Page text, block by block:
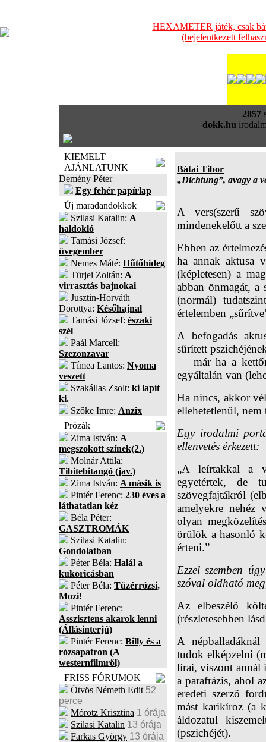
HEXAMETER játék, csak
(bejelentkezett
2857
dokk.hu
KIEMELT
AJÁNLATUNK
Demény Péter
Egy fehér papírlap
Új maradandokkok
Szilasi Katalin: A
haldokló
Tamási József:
üvegember
Nemes Máté: Hűtőhideg
Türjei Zoltán: A
virrasztás bajnokai
Jusztin-Horváth
Dorottya: Későhajnal
Tamási József: északi
szél
Paál Marcell:
Szezonzavar
Tímea Lantos: Nyoma
veszett
Szakállas Zsolt: ki lapít
ki.
Szőke Imre: Anzix
Prózák
Zima István: A
megszokott színek(2.)
Molnár Attila:
Tibitebitangó (jav.)
Zima István: A másik is
Pintér Ferenc: 230 éves a
láthatatlan kéz
Béla Péter:
GASZTROMÁK
Szilasi Katalin:
Gondolatban
Péter Béla: Halál a
kukoricásban
Péter Béla: Tüzérrózsi,
Mozi!
Pintér Ferenc:
Asszisztens akarok lenni
(Állásinterjú)
Pintér Ferenc: Billy és a
rózsapatron (A
westernfilmről)
FRISS FÓRUMOK
Ötvös Németh Edit 52
perce
Mórotz Krisztina 1 órája
Szilasi Katalin 13 órája
Farkas György 13 órája
Bátai Tibor
„Dichtung”, avagy a
A vers(szerű
mindenekelőtt a
Ebben az
ha annak aktusa
(képletesen) a
abban önmagát, a
(normál)
értelemben
A befogadás
sűrített
— már ha a
egyáltalán van
Ha nincs, akkor
ellehetetlenül, nem
Egy irodalmi
ellenvetés érkezett:
„A leírtakkal a
egyetértek, de
szövegfajtákról
amelyekre nehéz
olyan
örülök a hasonló
érteni.”
Ezzel szemben
szóval oldható
Az elbeszélő
(részletesebben
A népballadáknál
tudok elképzelni
lírai, viszont annál
a parafrázis, ahol
eredeti szerző
mást karikíroz (a
áldozatul
(pszichéjét).